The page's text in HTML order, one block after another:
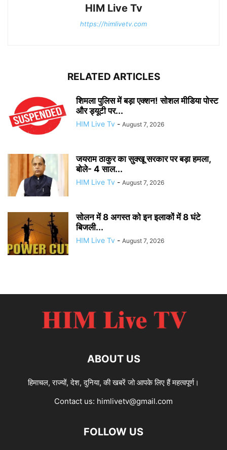
HIM Live Tv
https://himlivetv.com
RELATED ARTICLES
शिमला पुलिस में बड़ा एक्शन! सोशल मीडिया पोस्ट
और ड्यूटी पर...
HIM Live Tv - August 7, 2026
जयराम ठाकुर का सुक्खू सरकार पर बड़ा हमला,
बोले- 4 साल...
HIM Live Tv - August 7, 2026
सोलन में 8 अगस्त को इन इलाकों में 8 घंटे
बिजली...
HIM Live Tv - August 7, 2026
ABOUT US
हिमाचल, राज्यों, देश, दुनिया, की खबरें जो आपके लिए हैं महत्वपूर्ण।
Contact us: himlivetv@gmail.com
FOLLOW US